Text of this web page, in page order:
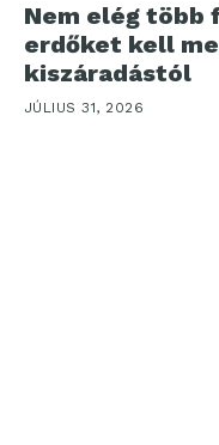
Nem elég több
erdőket kell
kiszáradástól
JÚLIUS 31, 2026